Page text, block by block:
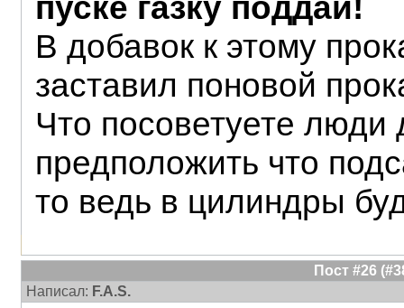
В добавок к этому
заставил поновой
Что посоветуете
предположить что
то ведь в цилиндры
Пост #26
Написал: F.A.S.